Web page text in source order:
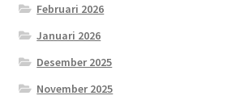
Februari 2026
Januari 2026
Desember 2025
November 2025